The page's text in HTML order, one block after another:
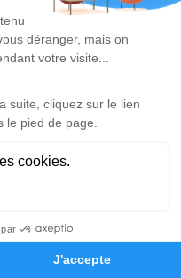
Hommages
hommage estdisponible
à 10h00
d'Angers
Je rends hommage